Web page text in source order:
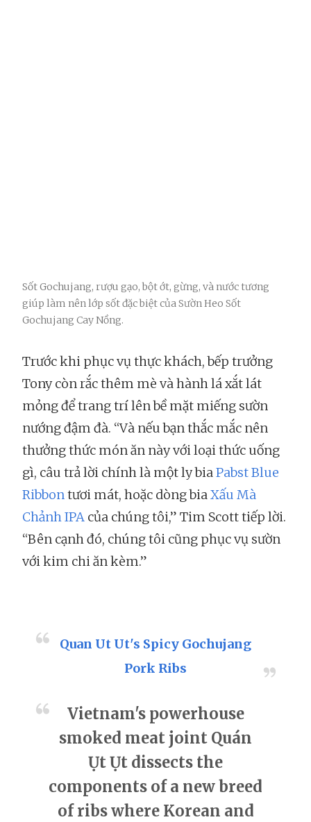
Sốt Gochujang, rượu gạo, bột ớt, gừng, và nước tương
giúp làm nên lớp sốt đặc biệt của Sườn Heo Sốt
Gochujang Cay Nồng.
Trước khi phục vụ thực khách, bếp trưởng
Tony còn rắc thêm mè và hành lá xắt lát
mỏng để trang trí lên bề mặt miếng sườn
nướng đậm đà. “Và nếu bạn thắc mắc nên
thưởng thức món ăn này với loại thức uống
gì, câu trả lời chính là một ly biaPabst Blue
Ribbontươi mát, hoặc dòng biaXấu Mà
Chảnh IPA của chúng tôi,” Tim Scott tiếp lời.
“Bên cạnh đó, chúng tôi cũng phục vụ sườn
với kim chi ăn kèm.”
Quan Ut Ut's Spicy Gochujang
Pork Ribs
Vietnam's powerhouse
smoked meat joint Quán
Ụt Ụt dissects the
components of a new breed
of ribs where Korean and